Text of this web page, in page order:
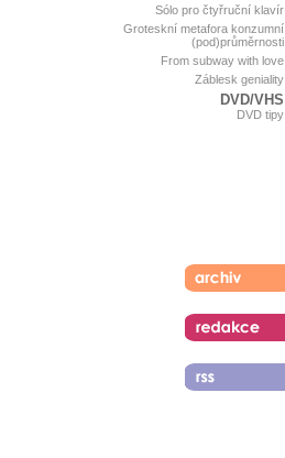
Sólo pro čtyřruční klavír
Groteskní metafora konzumní
(pod)průměrnosti
From subway with love
Záblesk geniality
DVD/VHS
DVD tipy